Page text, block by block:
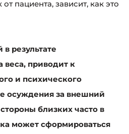
пациента, зависит, как это
результате
приводит к
и психического
осуждения за внешний
близких часто в
может сформироваться